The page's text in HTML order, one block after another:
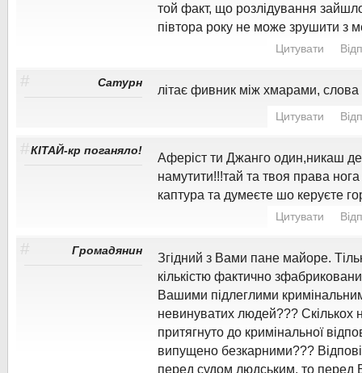
той факт, що розлідування
півтора року не може зрушити з
Цитувати
# Сатурн
літає фивник між хмарами, слова
Цитувати
#КІТАЙ-кр поганяло!
Аферіст ти Джанго один,никаш
намутити!!!тай та твоя права
каптура та думеєте шо керуєте
Цитувати
# Громадянин
Згідний з Вами пане майоре.
кількістю фактично
Вашими підлеглими
невинуватих людей??? Скількох
притягнуто до кримінальної
випущено безкарними???
перед судом людським, то перед